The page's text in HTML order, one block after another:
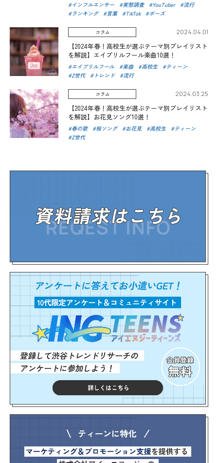
インフルエンサー
実態調査 YouTuber
流行
ランキング
言葉 TikTok ポーズ
コラム 2024.04.01
【2024年春！高校生が選ぶテーマ別プレイリスト
を解説】エイプリルフール楽曲10選！
エイプリルフール 楽曲 高校生
ティーン
Z世代
トレンド 流行
コラム 2024.03.25
【2024年春！高校生が選ぶテーマ別プレイリスト
を解説】お花見ソング10選！
春の歌 桜ソング お花見 高校生
ティーン
Z世代